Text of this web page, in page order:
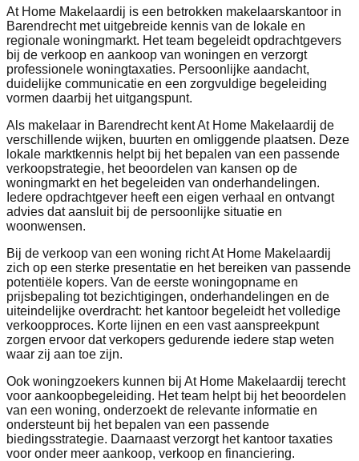
At Home Makelaardij is een betrokken makelaarskantoor in
Barendrecht met uitgebreide kennis van de lokale en
regionale woningmarkt. Het team begeleidt opdrachtgevers
bij de verkoop en aankoop van woningen en verzorgt
professionele woningtaxaties. Persoonlijke aandacht,
duidelijke communicatie en een zorgvuldige begeleiding
vormen daarbij het uitgangspunt.
Als makelaar in Barendrecht kent At Home Makelaardij de
verschillende wijken, buurten en omliggende plaatsen. Deze
lokale marktkennis helpt bij het bepalen van een passende
verkoopstrategie, het beoordelen van kansen op de
woningmarkt en het begeleiden van onderhandelingen.
Iedere opdrachtgever heeft een eigen verhaal en ontvangt
advies dat aansluit bij de persoonlijke situatie en
woonwensen.
Bij de verkoop van een woning richt At Home Makelaardij
zich op een sterke presentatie en het bereiken van passende
potentiële kopers. Van de eerste woningopname en
prijsbepaling tot bezichtigingen, onderhandelingen en de
uiteindelijke overdracht: het kantoor begeleidt het volledige
verkoopproces. Korte lijnen en een vast aanspreekpunt
zorgen ervoor dat verkopers gedurende iedere stap weten
waar zij aan toe zijn.
Ook woningzoekers kunnen bij At Home Makelaardij terecht
voor aankoopbegeleiding. Het team helpt bij het beoordelen
van een woning, onderzoekt de relevante informatie en
ondersteunt bij het bepalen van een passende
biedingsstrategie. Daarnaast verzorgt het kantoor taxaties
voor onder meer aankoop, verkoop en financiering.